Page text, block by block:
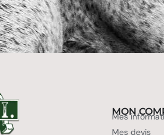
MON
Mes
Mes devis